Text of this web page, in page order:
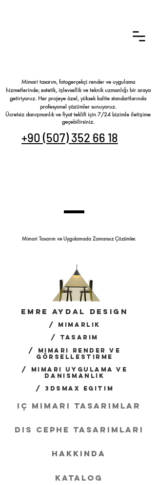
+90 (507) 352 66 18
Mimari tasarım, fotogerçekçi render ve uygulama
hizmetlerinde; estetik, işlevsellik ve teknik uzmanlığı bir araya
getiriyoruz. Her projeye özel, yüksek kalite standartlarında
profesyonel çözümler sunuyoruz.
Ücretsiz danışmanlık ve fiyat teklifi için 7/24 bizimle iletişime
geçebilirsiniz.
Mimari Tasarım ve Uygulamada Zamansız Çözümler.
emre aydal design
/
mimarlık
/ tasarım
/
MIMARI RENDER VE
GÖRSELLESTIRME
/ Mima rı uygulama ve
danısmanlık
/ 3Dsmax eGITIM
iç mimari tasarımlar
dıS cephe tasarımları
hakkında
KATALOG